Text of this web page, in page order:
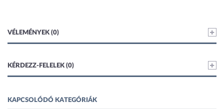
VÉLEMÉNYEK (0)
KÉRDEZZ-FELELEK (0)
KAPCSOLÓDÓ KATEGÓRIÁK